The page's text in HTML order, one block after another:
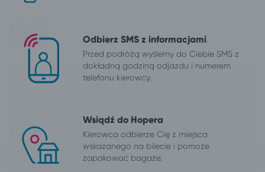
Odbierz SMS z informacjami
Przed podróżą wyślemy do Ciebie SMS z
dokładną godziną odjazdu i numerem
telefonu kierowcy.
Wsiądź do Hopera
Kierowca odbierze Cię z miejsca
wskazanego na bilecie i pomoże
zapakować bagaże.